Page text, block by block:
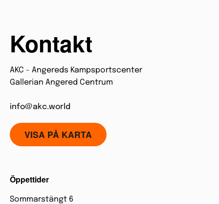
Kontakt
AKC - Angereds Kampsportscenter
Gallerian Angered Centrum
info@akc.world
VISA PÅ KARTA
Öppettider
Sommarstängt 6